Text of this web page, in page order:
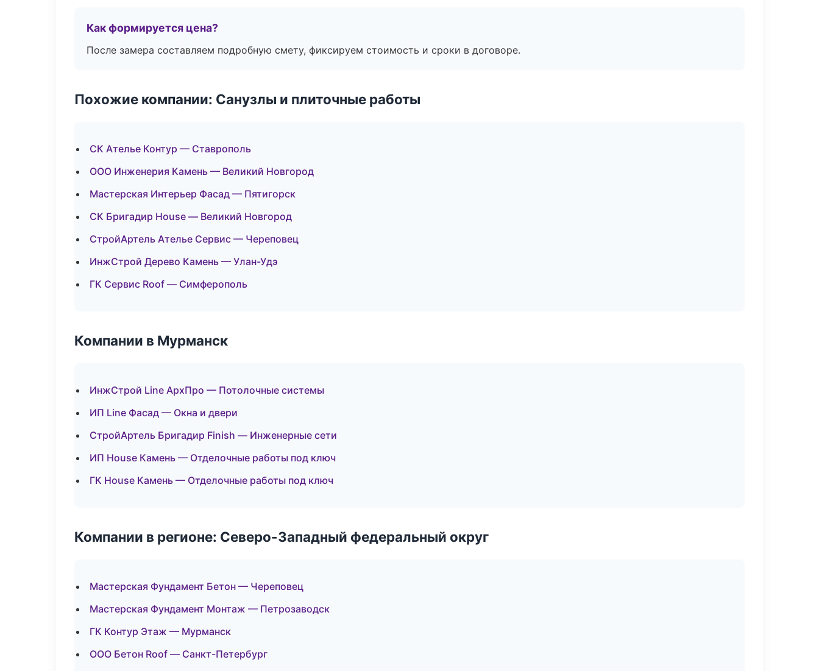
Как формируется цена?
После замера составляем подробную смету, фиксируем стоимость и сроки в договоре.
Похожие компании: Санузлы и плиточные работы
СК Ателье Контур — Ставрополь
ООО Инженерия Камень — Великий Новгород
Мастерская Интерьер Фасад — Пятигорск
СК Бригадир House — Великий Новгород
СтройАртель Ателье Сервис — Череповец
ИнжСтрой Дерево Камень — Улан-Удэ
ГК Сервис Roof — Симферополь
Компании в Мурманск
ИнжСтрой Line АрхПро — Потолочные системы
ИП Line Фасад — Окна и двери
СтройАртель Бригадир Finish — Инженерные сети
ИП House Камень — Отделочные работы под ключ
ГК House Камень — Отделочные работы под ключ
Компании в регионе: Северо-Западный федеральный округ
Мастерская Фундамент Бетон — Череповец
Мастерская Фундамент Монтаж — Петрозаводск
ГК Контур Этаж — Мурманск
ООО Бетон Roof — Санкт-Петербург